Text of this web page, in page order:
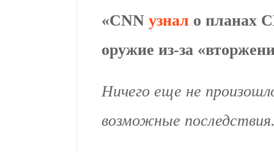
«CNN узнал о планах
оружие из-за
Ничего еще не
возможные